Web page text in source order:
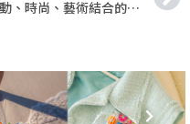
運動、時尚、藝術結合的生活品牌「ajoice」台北內湖盛大開幕！獨佔絕美摩天輪空景的精品運動會館，眾星朝聖體驗獨家智慧健身儀XBODY